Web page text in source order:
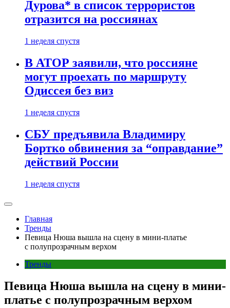
Дурова* в список террористов
отразится на россиянах
1 неделя спустя
В АТОР заявили, что россияне
могут проехать по маршруту
Одиссея без виз
1 неделя спустя
СБУ предъявила Владимиру
Бортко обвинения за “оправдание”
действий России
1 неделя спустя
Главная
Тренды
Певица Нюша вышла на сцену в мини-платье
с полупрозрачным верхом
Тренды
Певица Нюша вышла на сцену в мини-
платье с полупрозрачным верхом